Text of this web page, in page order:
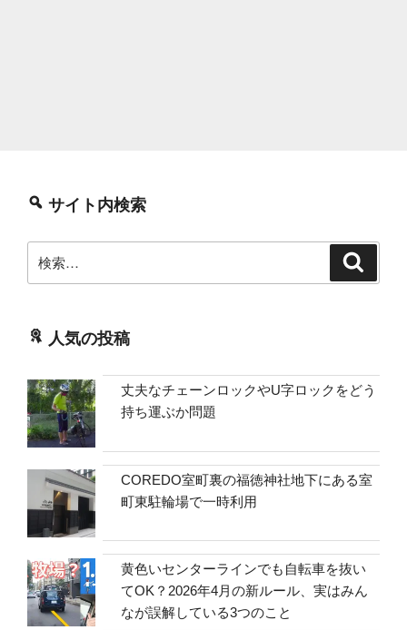
サイト内検索
索:
人気の投稿
丈夫なチェーンロックやU字ロックをどう
持ち運ぶか問題
COREDO室町裏の福徳神社地下にある室
町東駐輪場で一時利用
黄色いセンターラインでも自転車を抜い
てOK？2026年4月の新ルール、実はみん
なが誤解している3つのこと